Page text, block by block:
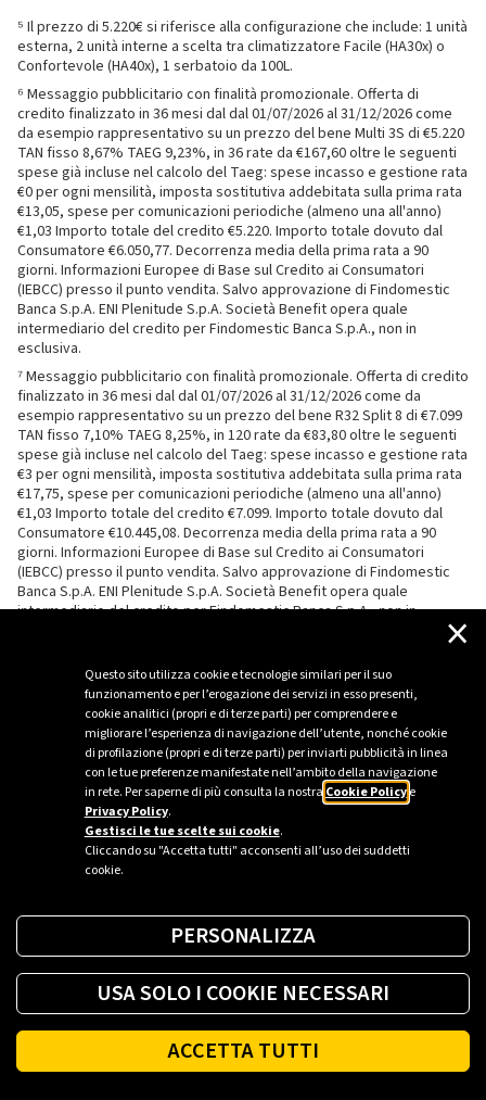
Questo sito utilizza cookie e tecnologie similari per il suo
funzionamento e per l’erogazione dei servizi in esso presenti,
cookie analitici (propri e di terze parti) per comprendere e
migliorare l’esperienza di navigazione dell’utente, nonché cookie
di profilazione (propri e di terze parti) per inviarti pubblicità in linea
con le tue preferenze manifestate nell’ambito della navigazione
in rete. Per saperne di più consulta la nostra Cookie Policye
Privacy Policy.
Gestisci le tue scelte sui cookie.
Cliccando su "Accetta tutti" acconsenti all’uso dei suddetti
cookie.
×
PERSONALIZZA
USA SOLO I COOKIE NECESSARI
ACCETTA TUTTI
⁵ Il prezzo di 5.220€ si riferisce alla configurazione che include: 1 unità
esterna, 2 unità interne a scelta tra climatizzatore Facile (HA30x) o
Confortevole (HA40x), 1 serbatoio da 100L.
⁶ Messaggio pubblicitario con finalità promozionale. Offerta di
credito finalizzato in 36 mesi dal dal 01/07/2026 al 31/12/2026 come
da esempio rappresentativo su un prezzo del bene Multi 3S di €5.220
TAN fisso 8,67% TAEG 9,23%, in 36 rate da €167,60 oltre le seguenti
spese già incluse nel calcolo del Taeg: spese incasso e gestione rata
€0 per ogni mensilità, imposta sostitutiva addebitata sulla prima rata
€13,05, spese per comunicazioni periodiche (almeno una all'anno)
€1,03 Importo totale del credito €5.220. Importo totale dovuto dal
Consumatore €6.050,77. Decorrenza media della prima rata a 90
giorni. Informazioni Europee di Base sul Credito ai Consumatori
(IEBCC) presso il punto vendita. Salvo approvazione di Findomestic
Banca S.p.A. ENI Plenitude S.p.A. Società Benefit opera quale
intermediario del credito per Findomestic Banca S.p.A., non in
esclusiva.
⁷ Messaggio pubblicitario con finalità promozionale. Offerta di credito
finalizzato in 36 mesi dal dal 01/07/2026 al 31/12/2026 come da
esempio rappresentativo su un prezzo del bene R32 Split 8 di €7.099
TAN fisso 7,10% TAEG 8,25%, in 120 rate da €83,80 oltre le seguenti
spese già incluse nel calcolo del Taeg: spese incasso e gestione rata
€3 per ogni mensilità, imposta sostitutiva addebitata sulla prima rata
€17,75, spese per comunicazioni periodiche (almeno una all'anno)
€1,03 Importo totale del credito €7.099. Importo totale dovuto dal
Consumatore €10.445,08. Decorrenza media della prima rata a 90
giorni. Informazioni Europee di Base sul Credito ai Consumatori
(IEBCC) presso il punto vendita. Salvo approvazione di Findomestic
Banca S.p.A. ENI Plenitude S.p.A. Società Benefit opera quale
intermediario del credito per Findomestic Banca S.p.A., non in